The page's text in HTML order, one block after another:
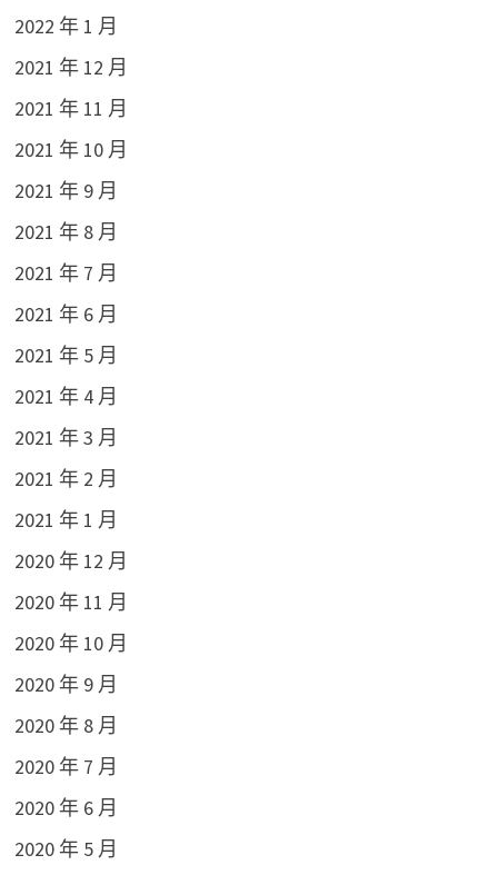
2022 年 1 月
2021 年 12 月
2021 年 11 月
2021 年 10 月
2021 年 9 月
2021 年 8 月
2021 年 7 月
2021 年 6 月
2021 年 5 月
2021 年 4 月
2021 年 3 月
2021 年 2 月
2021 年 1 月
2020 年 12 月
2020 年 11 月
2020 年 10 月
2020 年 9 月
2020 年 8 月
2020 年 7 月
2020 年 6 月
2020 年 5 月